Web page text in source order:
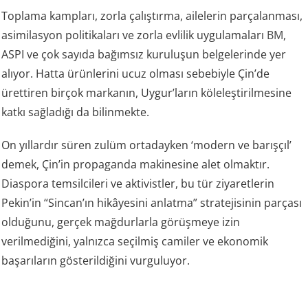
Toplama kampları, zorla çalıştırma, ailelerin parçalanması,
asimilasyon politikaları ve zorla evlilik uygulamaları BM,
ASPI ve çok sayıda bağımsız kuruluşun belgelerinde yer
alıyor. Hatta ürünlerini ucuz olması sebebiyle Çin’de
ürettiren birçok markanın, Uygur’ların köleleştirilmesine
katkı sağladığı da bilinmekte.
On yıllardır süren zulüm ortadayken ‘modern ve barışçıl’
demek, Çin’in propaganda makinesine alet olmaktır.
Diaspora temsilcileri ve aktivistler, bu tür ziyaretlerin
Pekin’in “Sincan’ın hikâyesini anlatma” stratejisinin parçası
olduğunu, gerçek mağdurlarla görüşmeye izin
verilmediğini, yalnızca seçilmiş camiler ve ekonomik
başarıların gösterildiğini vurguluyor.